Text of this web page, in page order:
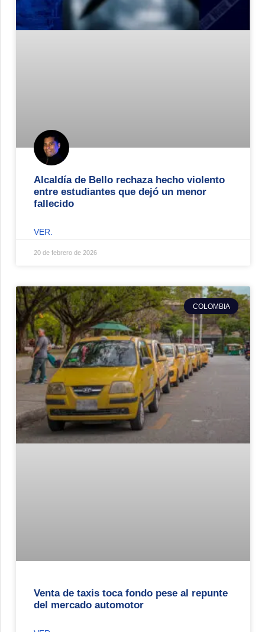
Alcaldía de Bello rechaza hecho violento
entre estudiantes que dejó un menor
fallecido
VER.
20 de febrero de 2026
COLOMBIA
Venta de taxis toca fondo pese al repunte
del mercado automotor